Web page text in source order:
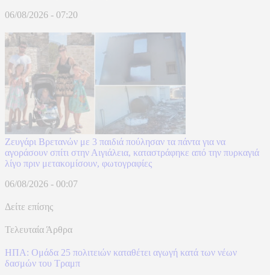
06/08/2026 - 07:20
Ζευγάρι Βρετανών με 3 παιδιά πούλησαν τα πάντα για να
αγοράσουν σπίτι στην Αιγιάλεια, καταστράφηκε από την πυρκαγιά
λίγο πριν μετακομίσουν, φωτογραφίες
06/08/2026 - 00:07
Δείτε επίσης
Τελευταία Άρθρα
ΗΠΑ: Ομάδα 25 πολιτειών καταθέτει αγωγή κατά των νέων
δασμών του Τραμπ